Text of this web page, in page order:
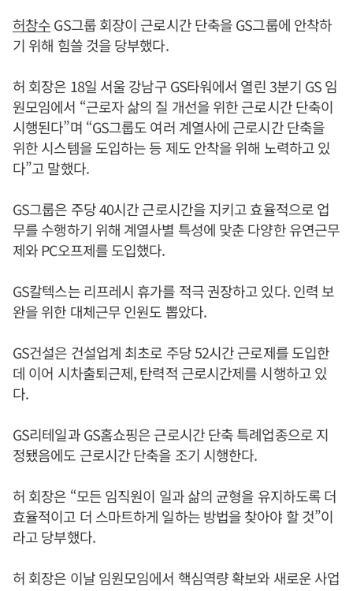
허창수GS그룹 회장이 근로시간 단축을 GS그룹에 안착하
기 위해 힘쓸 것을 당부했다.
허 회장은 18일 서울 강남구 GS타워에서 열린 3분기 GS 임
원모임에서 “근로자 삶의 질 개선을 위한 근로시간 단축이
시행된다”며 “GS그룹도 여러 계열사에 근로시간 단축을
위한 시스템을 도입하는 등 제도 안착을 위해 노력하고 있
다”고 말했다.
GS그룹은 주당 40시간 근로시간을 지키고 효율적으로 업
무를 수행하기 위해 계열사별 특성에 맞춘 다양한 유연근무
제와 PC오프제를 도입했다.
GS칼텍스는 리프레시 휴가를 적극 권장하고 있다. 인력 보
완을 위한 대체근무 인원도 뽑았다.
GS건설은 건설업계 최초로 주당 52시간 근로제를 도입한
데 이어 시차출퇴근제, 탄력적 근로시간제를 시행하고 있
다.
GS리테일과 GS홈쇼핑은 근로시간 단축 특례업종으로 지
정됐음에도 근로시간 단축을 조기 시행한다.
허 회장은 “모든 임직원이 일과 삶의 균형을 유지하도록 더
효율적이고 더 스마트하게 일하는 방법을 찾아야 할 것”이
라고 당부했다.
허 회장은 이날 임원모임에서 핵심역량 확보와 새로운 사업